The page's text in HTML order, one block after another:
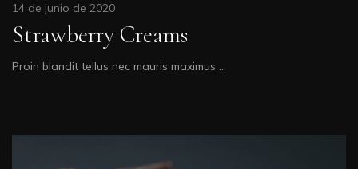
14 de junio de 2020
Strawberry Creams
Proin blandit tellus nec mauris maximus …